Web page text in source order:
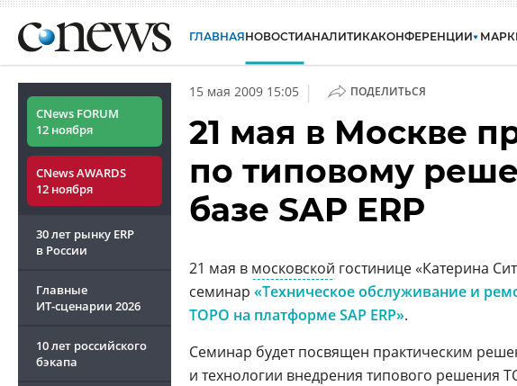
ГЛАВНАЯНОВОСТИАНАЛИТИКАКОНФЕРЕНЦИИ
CNews FORUM
12 ноября
CNews AWARDS
12 ноября
30 лет рынку ERP
в России
Главные
ИТ-сценарии 2026
10 лет российского
бэкапа
15 мая 2009 15:05 | ПОДЕЛИТЬСЯ
21 мая в Москве
по типовому
базе SAP ERP
21 мая в московской гостинице «Катерина
семинар «Техническое обслуживание и
ТОРО на платформе SAP ERP».
Семинар будет посвящен практическим
и технологии внедрения типового решения